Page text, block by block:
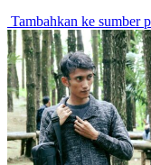
Tambahkan ke sumber